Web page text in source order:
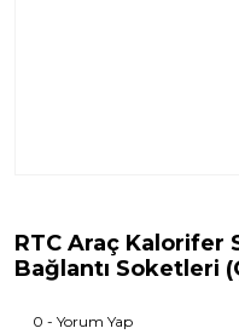
RTC Araç Kalorifer
Bağlantı Soketleri
0 - Yorum Yap